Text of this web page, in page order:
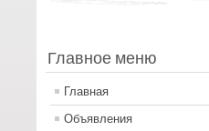
Главное меню
Главная
Объявления